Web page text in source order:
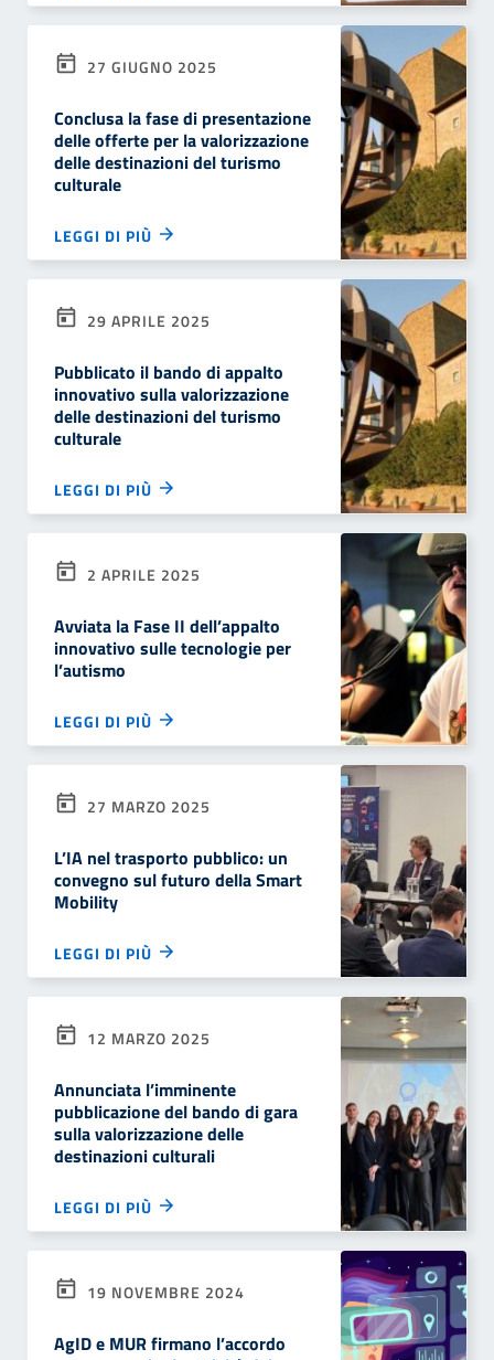
27 GIUGNO 2025
Conclusa la fase di presentazione
delle offerte per la valorizzazione
delle destinazioni del turismo
culturale
LEGGI DI PIÙ
29 APRILE 2025
Pubblicato il bando di appalto
innovativo sulla valorizzazione
delle destinazioni del turismo
culturale
LEGGI DI PIÙ
2 APRILE 2025
Avviata la Fase II dell’appalto
innovativo sulle tecnologie per
l’autismo
LEGGI DI PIÙ
27 MARZO 2025
L’IA nel trasporto pubblico: un
convegno sul futuro della Smart
Mobility
LEGGI DI PIÙ
12 MARZO 2025
Annunciata l’imminente
pubblicazione del bando di gara
sulla valorizzazione delle
destinazioni culturali
LEGGI DI PIÙ
19 NOVEMBRE 2024
AgID e MUR firmano l’accordo